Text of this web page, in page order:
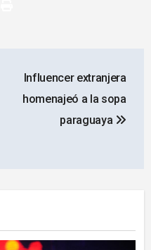
Influencer extranjera
homenajeó a la sopa
paraguaya